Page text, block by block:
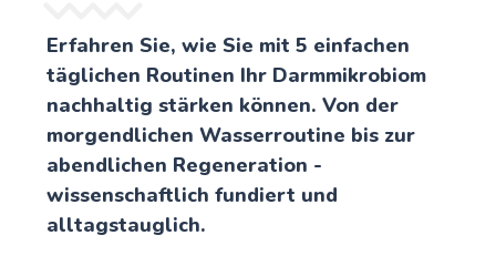
Erfahren Sie, wie Sie mit 5 einfachen
täglichen Routinen Ihr Darmmikrobiom
nachhaltig stärken können. Von der
morgendlichen Wasserroutine bis zur
abendlichen Regeneration -
wissenschaftlich fundiert und
alltagstauglich.